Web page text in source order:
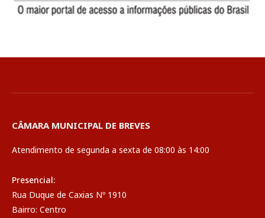
CÂMARA MUNICIPAL DE BREVES
Atendimento de segunda a sexta de 08:00 às 14:00
Presencial:
Rua Duque de Caxias Nº 1910
Bairro: Centro